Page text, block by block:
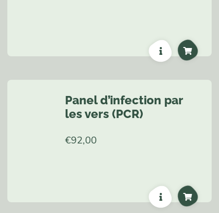
Panel d’infection par
les vers (PCR)
€92,00